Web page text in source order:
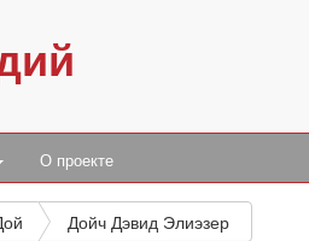
О проекте
Дойч Дэвид Элиэзер